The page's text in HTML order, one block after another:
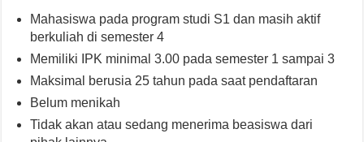
Mahasiswa pada program studi S1 dan masih aktif
berkuliah di semester 4
Memiliki IPK minimal 3.00 pada semester 1 sampai 3
Maksimal berusia 25 tahun pada saat pendaftaran
Belum menikah
Tidak akan atau sedang menerima beasiswa dari